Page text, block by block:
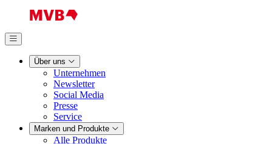
Über uns
Unternehmen
Newsletter
Social Media
Presse
Service
Marken und Produkte
Alle Produkte